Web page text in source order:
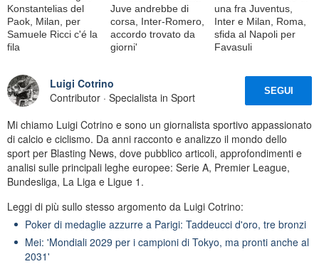
Konstantelias del
Paok, Milan, per
Samuele Ricci c'é la
fila
Juve andrebbe di
corsa, Inter-Romero,
accordo trovato da
giorni'
una fra Juventus,
Inter e Milan, Roma,
sfida al Napoli per
Favasuli
Luigi Cotrino
Contributor · Specialista in Sport
SEGUI
Mi chiamo Luigi Cotrino e sono un giornalista sportivo appassionato
di calcio e ciclismo. Da anni racconto e analizzo il mondo dello
sport per Blasting News, dove pubblico articoli, approfondimenti e
analisi sulle principali leghe europee: Serie A, Premier League,
Bundesliga, La Liga e Ligue 1.
Leggi di più sullo stesso argomento da Luigi Cotrino:
Poker di medaglie azzurre a Parigi: Taddeucci d'oro, tre bronzi
Mei: 'Mondiali 2029 per i campioni di Tokyo, ma pronti anche al
2031'